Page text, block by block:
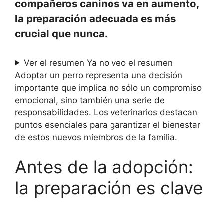
compañeros caninos va en aumento,
la preparación adecuada es más
crucial que nunca.
Ver el resumenYa no veo el resumen
Adoptar un perro representa una decisión
importante que implica no sólo un compromiso
emocional, sino también una serie de
responsabilidades. Los veterinarios destacan
puntos esenciales para garantizar el bienestar
de estos nuevos miembros de la familia.
Antes de la adopción:
la preparación es clave